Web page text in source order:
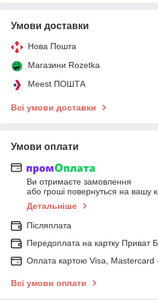
Умови доставки
Нова Пошта
Магазини Rozetka
Meest ПОШТА
Всі умови доставки
Умови оплати
Ви отримаєте замовлення
або гроші повернуться на вашу
Детальніше
Післяплата
Передоплата на картку Приват
Оплата картою Visa, Mastercard
Всі умови оплати